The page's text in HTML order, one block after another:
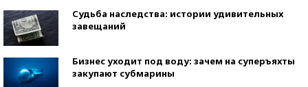
Судьба наследства: истории удивительных
завещаний
Бизнес уходит под воду: зачем на суперъяхты
закупают субмарины